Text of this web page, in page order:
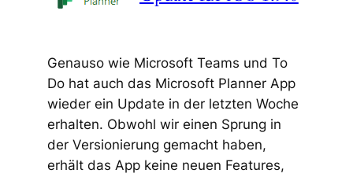
Genauso wie Microsoft Teams und To
Do hat auch das Microsoft Planner App
wieder ein Update in der letzten Woche
erhalten. Obwohl wir einen Sprung in
der Versionierung gemacht haben,
erhält das App keine neuen Features,